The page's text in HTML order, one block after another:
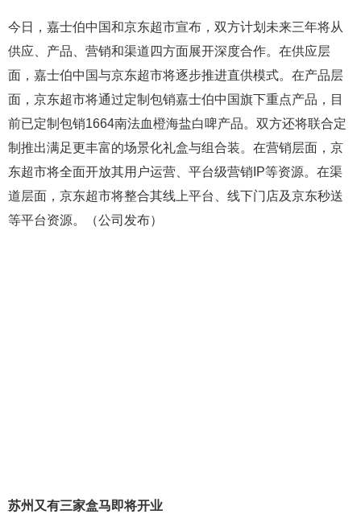
今日，嘉士伯中国和京东超市宣布，双方计划未来三年将从
供应、产品、营销和渠道四方面展开深度合作。在供应层
面，嘉士伯中国与京东超市将逐步推进直供模式。在产品层
面，京东超市将通过定制包销嘉士伯中国旗下重点产品，目
前已定制包销1664南法血橙海盐白啤产品。双方还将联合定
制推出满足更丰富的场景化礼盒与组合装。在营销层面，京
东超市将全面开放其用户运营、平台级营销IP等资源。在渠
道层面，京东超市将整合其线上平台、线下门店及京东秒送
等平台资源。（公司发布）
苏州又有三家盒马即将开业